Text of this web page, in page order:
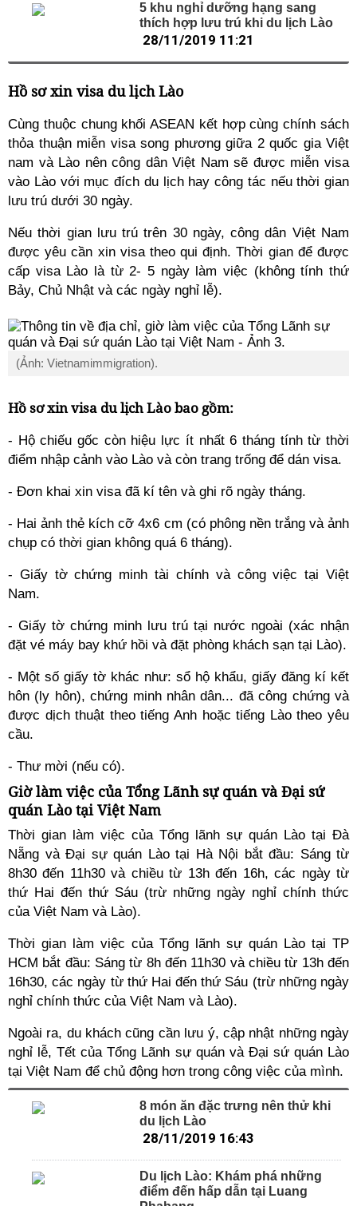
5 khu nghỉ dưỡng hạng sang
thích hợp lưu trú khi du lịch Lào
28/11/2019 11:21
Hồ sơ xin visa du lịch Lào
Cùng thuộc chung khối ASEAN kết hợp cùng chính sách
thỏa thuận miễn visa song phương giữa 2 quốc gia Việt
nam và Lào nên công dân Việt Nam sẽ được miễn visa
vào Lào với mục đích du lịch hay công tác nếu thời gian
lưu trú dưới 30 ngày.
Nếu thời gian lưu trú trên 30 ngày, công dân Việt Nam
được yêu cần xin visa theo qui định. Thời gian để được
cấp visa Lào là từ 2- 5 ngày làm việc (không tính thứ
Bảy, Chủ Nhật và các ngày nghỉ lễ).
(Ảnh: Vietnamimmigration).
Hồ sơ xin visa du lịch Lào bao gồm:
- Hộ chiếu gốc còn hiệu lực ít nhất 6 tháng tính từ thời
điểm nhập cảnh vào Lào và còn trang trống để dán visa.
- Đơn khai xin visa đã kí tên và ghi rõ ngày tháng.
- Hai ảnh thẻ kích cỡ 4x6 cm (có phông nền trắng và ảnh
chụp có thời gian không quá 6 tháng).
- Giấy tờ chứng minh tài chính và công việc tại Việt
Nam.
- Giấy tờ chứng minh lưu trú tại nước ngoài (xác nhận
đặt vé máy bay khứ hồi và đặt phòng khách sạn tại Lào).
- Một số giấy tờ khác như: sổ hộ khẩu, giấy đăng kí kết
hôn (ly hôn), chứng minh nhân dân... đã công chứng và
được dịch thuật theo tiếng Anh hoặc tiếng Lào theo yêu
cầu.
- Thư mời (nếu có).
Giờ làm việc của Tổng Lãnh sự quán và Đại sứ
quán Lào tại Việt Nam
Thời gian làm việc của Tổng lãnh sự quán Lào tại Đà
Nẵng và Đại sự quán Lào tại Hà Nội bắt đầu: Sáng từ
8h30 đến 11h30 và chiều từ 13h đến 16h, các ngày từ
thứ Hai đến thứ Sáu (trừ những ngày nghỉ chính thức
của Việt Nam và Lào).
Thời gian làm việc của Tổng lãnh sự quán Lào tại TP
HCM bắt đầu: Sáng từ 8h đến 11h30 và chiều từ 13h đến
16h30, các ngày từ thứ Hai đến thứ Sáu (trừ những ngày
nghỉ chính thức của Việt Nam và Lào).
Ngoài ra, du khách cũng cần lưu ý, cập nhật những ngày
nghỉ lễ, Tết của Tổng Lãnh sự quán và Đại sứ quán Lào
tại Việt Nam để chủ động hơn trong công việc của mình.
8 món ăn đặc trưng nên thử khi
du lịch Lào
28/11/2019 16:43
Du lịch Lào: Khám phá những
điểm đến hấp dẫn tại Luang